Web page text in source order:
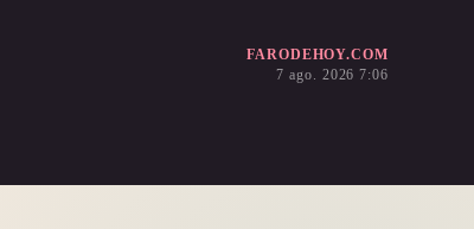
FARODEHOY.COM
7 ago. 2026 7:06